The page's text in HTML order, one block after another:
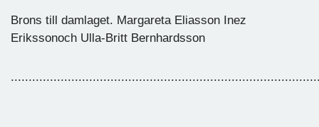
Brons till damlaget. Margareta Eliasson Inez
Erikssonoch Ulla-Britt Bernhardsson